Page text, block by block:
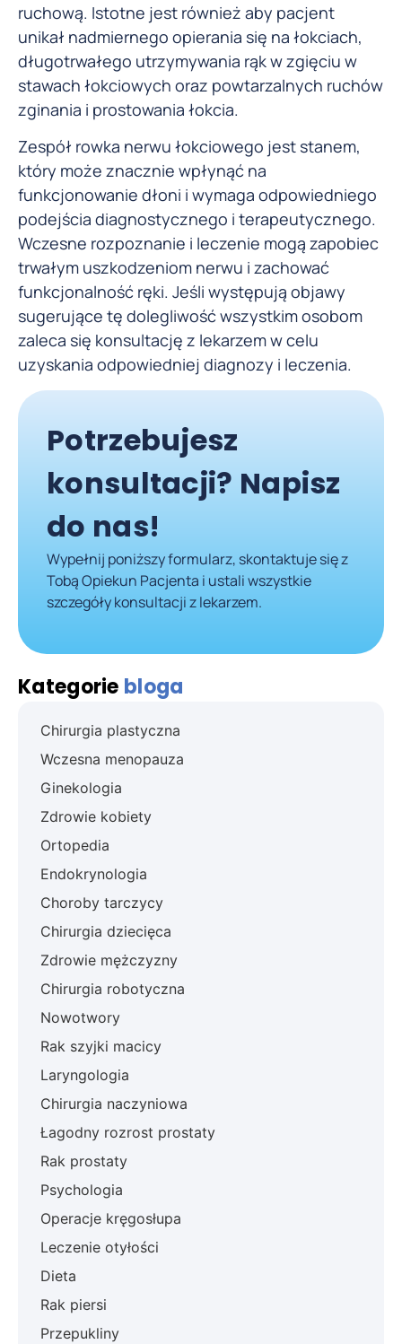
ruchową. Istotne jest również aby pacjent
unikał nadmiernego opierania się na łokciach,
długotrwałego utrzymywania rąk w zgięciu w
stawach łokciowych oraz powtarzalnych ruchów
zginania i prostowania łokcia.
Zespół rowka nerwu łokciowego jest stanem,
który może znacznie wpłynąć na
funkcjonowanie dłoni i wymaga odpowiedniego
podejścia diagnostycznego i terapeutycznego.
Wczesne rozpoznanie i leczenie mogą zapobiec
trwałym uszkodzeniom nerwu i zachować
funkcjonalność ręki. Jeśli występują objawy
sugerujące tę dolegliwość wszystkim osobom
zaleca się konsultację z lekarzem w celu
uzyskania odpowiedniej diagnozy i leczenia.
Potrzebujesz
konsultacji? Napisz
do nas!
Wypełnij poniższy formularz, skontaktuje się z
Tobą Opiekun Pacjenta i ustali wszystkie
szczegóły konsultacji z lekarzem.
Kategorie bloga
Chirurgia plastyczna
Wczesna menopauza
Ginekologia
Zdrowie kobiety
Ortopedia
Endokrynologia
Choroby tarczycy
Chirurgia dziecięca
Zdrowie mężczyzny
Chirurgia robotyczna
Nowotwory
Rak szyjki macicy
Laryngologia
Chirurgia naczyniowa
Łagodny rozrost prostaty
Rak prostaty
Psychologia
Operacje kręgosłupa
Leczenie otyłości
Dieta
Rak piersi
Przepukliny